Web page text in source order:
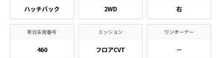
ハッチバック 2WD 右
車台末尾番号
460
ミッション
フロアCVT
ワンオーナー
－